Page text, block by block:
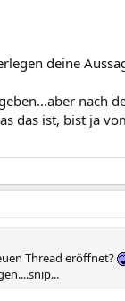
deine
nach
das ist, bist ja
Thread eröffnet?